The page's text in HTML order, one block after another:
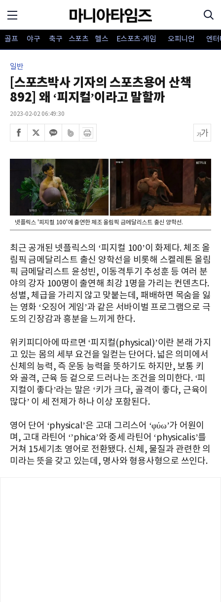
골프 야구 축구 스포츠 헬스 E스포츠·게임 오피니언 엔
일반
[스포츠박사 기자의 스포츠용어 산책
892] 왜 ‘피지컬’이라고 말할까
2023-02-02 06:49:30
넷플릭스 '피지컬 100'에 출연한 체조 올림픽 금메달리스트 출신 양학선.
최근 공개된 넷플릭스의 ‘피지컬 100’이 화제다. 체조 올
림픽 금메달리스트 출신 양학선을 비롯해 스켈레톤 올림
픽 금메달리스트 윤성빈, 이동격투기 추성훈 등 여러 분
야의 강자 100명이 출연해 최강 1명을 가리는 컨덴츠다.
성별, 체급을 가리지 않고 맞붙는데, 패배하면 목숨을 잃
는 영화 ‘오징어 게임’과 같은 서바이벌 프로그램으로 극
도의 긴장감과 흥분을 느끼게 한다.
위키피디아에 따르면 ‘피지컬(physical)’이란 본래 가지
고 있는 몸의 세부 요건을 일컫는 단어다. 넓은 의미에서
신체의 능력, 즉 운동 능력을 뜻하기도 하지만, 보통 키
와 골격, 근육 등 겉으로 드러나는 조건을 의미한다. ‘피
지컬이 좋다’라는 말은 ‘키가 크다, 골격이 좋다, 근육이
많다’ 이 세 전제가 하나 이상 포함된다.
영어 단어 ‘physical’은 고대 그리스어 ‘φύω’가 어원이
며, 고대 라틴어 ‘’phica’와 중세 라틴어 ‘physicalis’를
거쳐 15세기초 영어로 전환됐다. 신체, 물질과 관련한 의
미라는 뜻을 갖고 있는데, 명사와 형용사형으로 쓰인다.